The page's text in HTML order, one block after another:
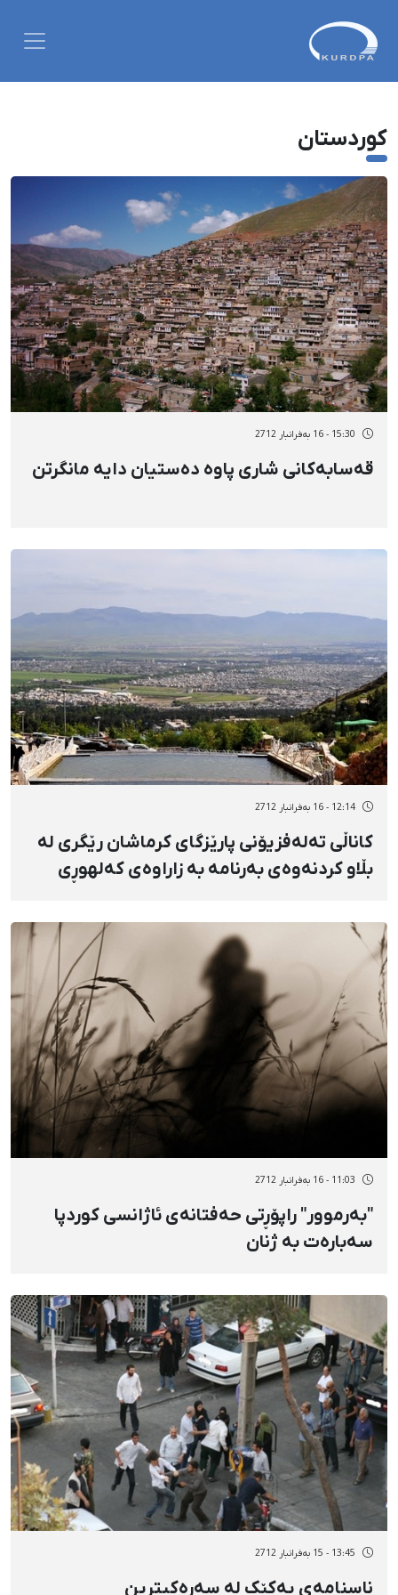
کوردستان
15:30 - 16 بەفرانبار 2712
قەسابەکانی شاری پاوە دەستیان دایە مانگرتن
12:14 - 16 بەفرانبار 2712
کاناڵی تەلەفزیۆنی پارێزگای کرماشان رێگری لە
بڵاو کردنەوەی بەرنامە بە زاراوەی کەلهوڕی
11:03 - 16 بەفرانبار 2712
"بەرموور" راپۆڕتی حەفتانەی ئاژانسی کوردپا
سەبارەت بە ژنان
13:45 - 15 بەفرانبار 2712
ناسنامەی یەکێک لە سەرەکیترین